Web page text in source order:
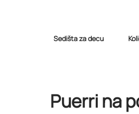
Sedišta za decu
Puerri na